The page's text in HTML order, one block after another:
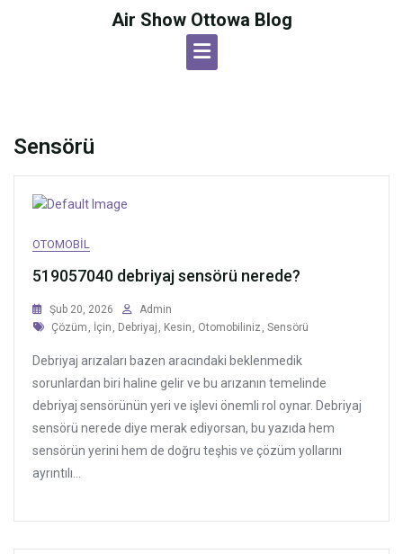
Air Show Ottowa Blog
Sensörü
OTOMOBIL
519057040 debriyaj sensörü nerede?
Şub 20, 2026
Admin
Tags
Çözüm , İçin , Debriyaj , Kesin , Otomobiliniz , Sensörü
Debriyaj arızaları bazen aracındaki beklenmedik
sorunlardan biri haline gelir ve bu arızanın temelinde
debriyaj sensörünün yeri ve işlevi önemli rol oynar. Debriyaj
sensörü nerede diye merak ediyorsan, bu yazıda hem
sensörün yerini hem de doğru teşhis ve çözüm yollarını
ayrıntılı...